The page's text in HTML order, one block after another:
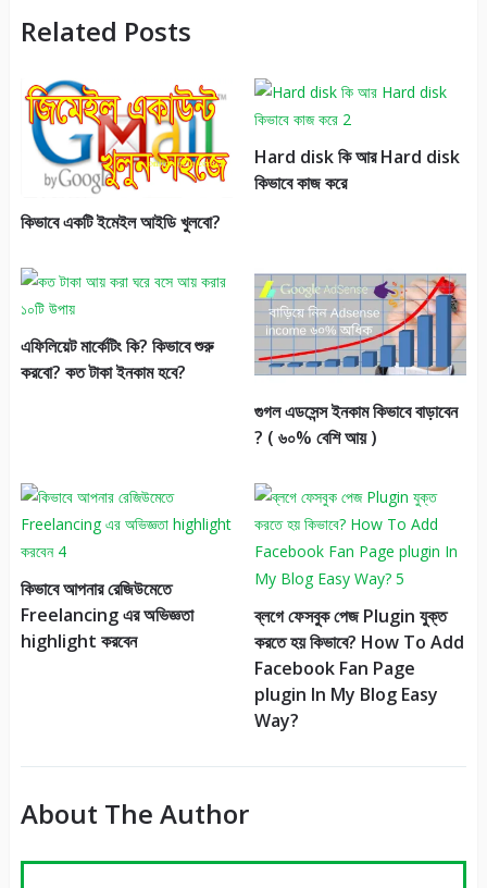
Related Posts
কিভাবে একটি ইমেইল আইডি খুলবো?
Hard disk কি আর Hard disk
কিভাবে কাজ করে
এফিলিয়েট মার্কেটিং কি? কিভাবে শুরু
করবো? কত টাকা ইনকাম হবে?
গুগল এডসেন্স ইনকাম কিভাবে বাড়াবেন
? ( ৬০% বেশি আয় )
কিভাবে আপনার রেজিউমেতে
Freelancing এর অভিজ্ঞতা
highlight করবেন
ব্লগে ফেসবুক পেজ Plugin যুক্ত
করতে হয় কিভাবে? How To Add
Facebook Fan Page
plugin In My Blog Easy
Way?
About The Author